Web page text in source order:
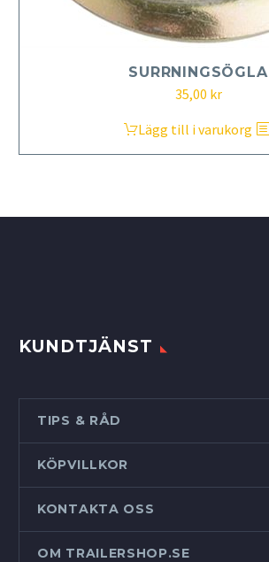
SURRNINGSÖGLA
35,00 kr
Lägg till i varukorg
KUNDTJÄNST
TIPS & RÅD
KÖPVILLKOR
KONTAKTA OSS
OM TRAILERSHOP.SE